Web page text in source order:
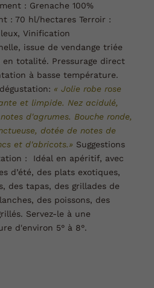
: Grenache 100%
: 70 hl/hectaresTerroir :
Vinification
issue de vendange triée
en totalité. Pressurage direct
à basse température.
« Jolie robe rose
et limpide. Nez acidulé,
d'agrumes. Bouche ronde,
dotée de notes de
et d'abricots.» Suggestions
: Idéal en apéritif, avec
d’été, des plats exotiques,
des tapas, des grillades de
des poissons, des
Servez-le à une
d'environ 5° à 8°.